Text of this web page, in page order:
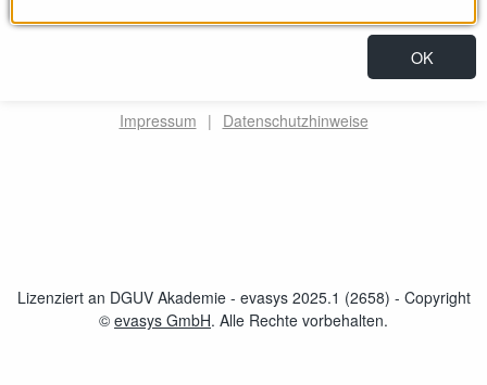
Impressum | Datenschutzhinweise
Lizenziert an DGUV Akademie - evasys 2025.1 (2658) - Copyright
© evasys GmbHöffnet im neuen Fenster
. Alle Rechte vorbehalten.